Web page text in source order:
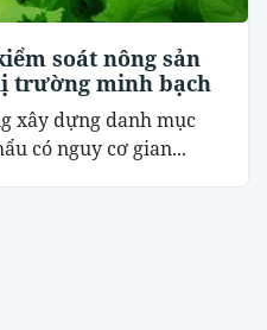
soát nông sản
trường minh bạch
xây dựng danh mục
có nguy cơ gian...